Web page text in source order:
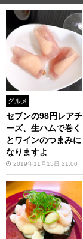
グルメ
セブンの98円レアチ
ーズ、生ハムで巻く
とワインのつまみに
なりますよ
2019年11月15日 21:00